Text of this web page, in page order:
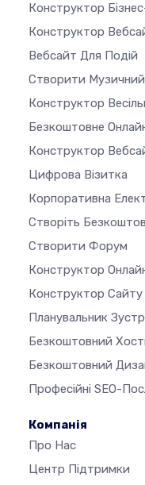
Конструктор
Конструктор
Вебсайт Для Подій
Створити
Конструктор
Безкоштовне
Конструктор
Цифрова Візитка
Корпоративна
Створіть
Створити Форум
Конструктор
Конструктор
Планувальник
Безкоштовний
Безкоштовний
Професійні SEO-
Компанія
Про Нас
Центр Підтримки